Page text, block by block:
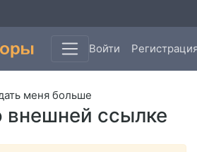
Войти
внешней ссылке
меня больше